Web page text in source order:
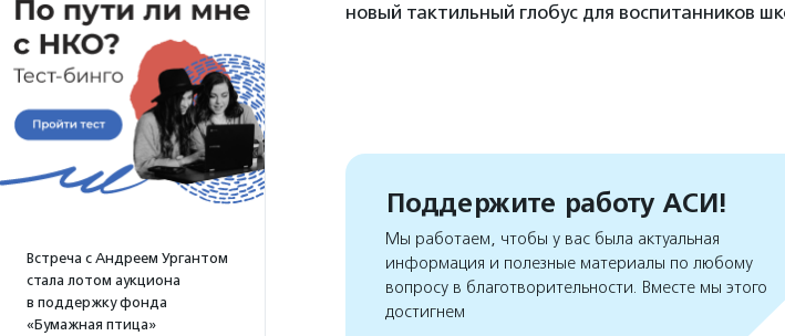
Встреча с Андреем Ургантом
стала лотом аукциона
в поддержку фонда
«Бумажная птица»
новый тактильный глобус для воспитанников
Поддержите работу АСИ!
Мы работаем, чтобы у вас была актуальная
информация и полезные материалы по любому
вопросу в благотворительности. Вместе мы этого
достигнем